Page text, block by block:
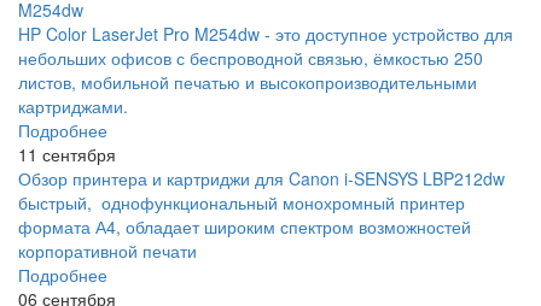
M254dw
HP Color LaserJet Pro M254dw - это доступное устройство для
небольших офисов с беспроводной связью, ёмкостью 250
листов, мобильной печатью и высокопроизводительными
картриджами.
Подробнее
11 сентября
Обзор принтера и картриджи для Canon i-SENSYS LBP212dw
быстрый, однофункциональный монохромный принтер
формата А4, обладает широким спектром возможностей
корпоративной печати
Подробнее
06 сентября